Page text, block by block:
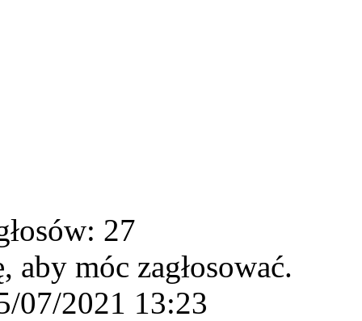
27
aby móc zagłosować.
07/2021 13:23